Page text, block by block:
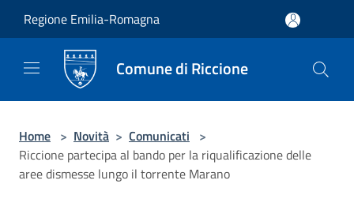
Regione Emilia-Romagna
Comune di Riccione
Home > Novità > Comunicati >
Riccione partecipa al bando per la riqualificazione delle
aree dismesse lungo il torrente Marano